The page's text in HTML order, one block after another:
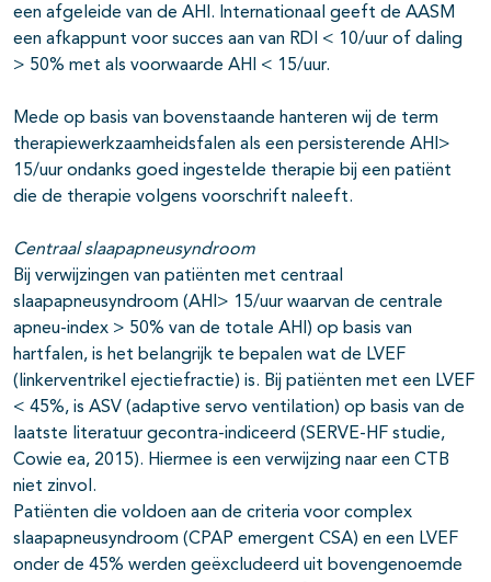
een afgeleide van de AHI. Internationaal geeft de AASM
een afkappunt voor succes aan van RDI < 10/uur of daling
> 50% met als voorwaarde AHI < 15/uur.
Mede op basis van bovenstaande hanteren wij de term
therapiewerkzaamheidsfalen als een persisterende AHI>
15/uur ondanks goed ingestelde therapie bij een patiënt
die de therapie volgens voorschrift naleeft.
Centraal slaapapneusyndroom
Bij verwijzingen van patiënten met centraal
slaapapneusyndroom (AHI> 15/uur waarvan de centrale
apneu-index > 50% van de totale AHI) op basis van
hartfalen, is het belangrijk te bepalen wat de LVEF
(linkerventrikel ejectiefractie) is. Bij patiënten met een LVEF
< 45%, is ASV (adaptive servo ventilation) op basis van de
laatste literatuur gecontra-indiceerd (SERVE-HF studie,
Cowie ea, 2015). Hiermee is een verwijzing naar een CTB
niet zinvol.
Patiënten die voldoen aan de criteria voor complex
slaapapneusyndroom (CPAP emergent CSA) en een LVEF
onder de 45% werden geëxcludeerd uit bovengenoemde